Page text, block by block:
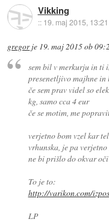
Vikking
:: 19. maj 2015, 13:21
gregorje 19. maj 2015 ob
sem bil v merkurju in ti
presenetljivo majhne in
če sem prav videl so
kg, samo cca 4 eur
če se motim, me
verjetno bom vzel kar
vrhunska, je pa
ne bi prišlo do okvar oči
To je to:
http://varikon.com/
LP